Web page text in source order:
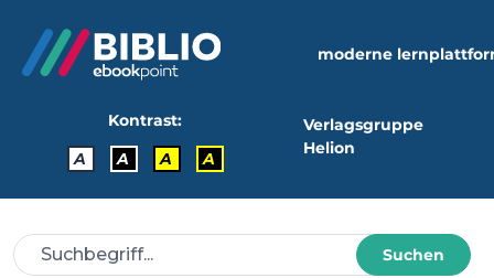
moderne
Kontrast:
A
A A A
Verlagsgruppe
Helion
Suchen